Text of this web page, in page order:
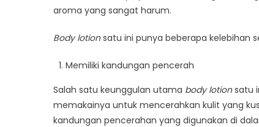
yang
aroma yang sangat harum.
Body lotionsatu ini punya beberapa kelebihan
Memiliki kandungan pencerah
Salah satu keunggulan utama body lotionsatu
memakainya untuk mencerahkan kulit yang
kandungan pencerahan yang digunakan di